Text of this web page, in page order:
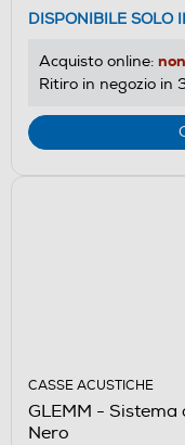
DISPONIBILE SOLO
Acquisto online:
Ritiro in negozio in
CASSE ACUSTICHE
GLEMM -
Nero